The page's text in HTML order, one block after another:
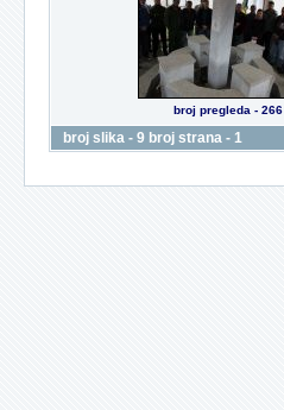
broj pregleda - 266
broj slika - 9 broj strana - 1